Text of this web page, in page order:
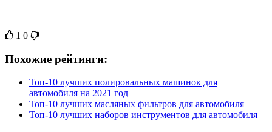
1 0
Похожие рейтинги:
Топ-10 лучших полировальных машинок для
автомобиля на 2021 год
Топ-10 лучших масляных фильтров для автомобиля
Топ-10 лучших наборов инструментов для автомобиля